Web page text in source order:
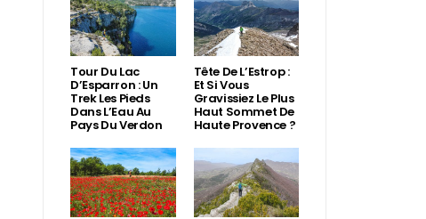
Tour Du Lac
D’Esparron : Un
Trek Les Pieds
Dans L’Eau Au
Pays Du Verdon
Tête De L’Estrop :
Et Si Vous
Gravissiez Le Plus
Haut Sommet De
Haute Provence ?